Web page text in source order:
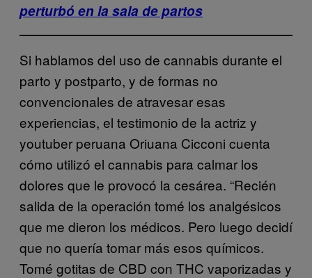
perturbó en la sala de partos
Si hablamos del uso de cannabis durante el
parto y postparto, y de formas no
convencionales de atravesar esas
experiencias, el testimonio de la actriz y
youtuber peruana Oriuana Cicconi cuenta
cómo utilizó el cannabis para calmar los
dolores que le provocó la cesárea. “Recién
salida de la operación tomé los analgésicos
que me dieron los médicos. Pero luego decidí
que no quería tomar más esos químicos.
Tomé gotitas de CBD con THC vaporizadas y